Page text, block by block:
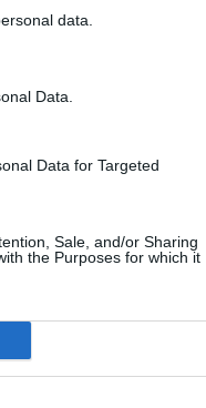
data.
Data.
Data for Targeted
Sale, and/or Sharing
the Purposes for which it
trajes, ya que el
tienen la
a la piscina
como la de la
al resto de las
mientras que el
dirigir la parte
de la traducción
año en el complejo
del área
en el Huerto de San
localizados en 2013.La
previsto en el solar y